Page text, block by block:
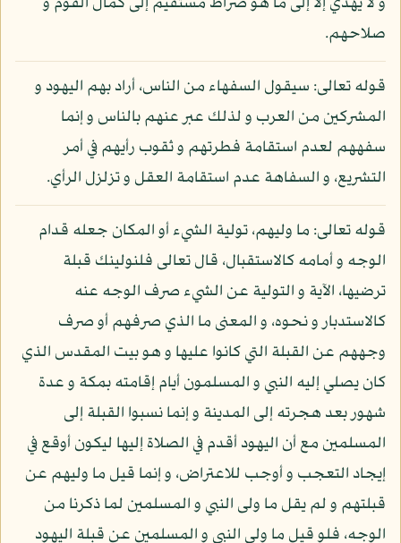
صلاحهم.
قوله تعالى: سيقول السفهاء من الناس، أراد بهم اليهود و
المشركين من العرب و لذلك عبر عنهم بالناس و إنما
سفههم لعدم استقامة فطرتهم و ثقوب رأيهم في أمر
التشريع، و السفاهة عدم استقامة العقل و تزلزل الرأي.
قوله تعالى: ما وليهم، تولية الشيء أو المكان جعله قدام
الوجه و أمامه كالاستقبال، قال تعالى فلنولينك قبلة
ترضيها، الآية و التولية عن الشيء صرف الوجه عنه
كالاستدبار و نحوه، و المعنى ما الذي صرفهم أو صرف
وجههم عن القبلة التي كانوا عليها و هو بيت المقدس الذي
كان يصلي إليه النبي و المسلمون أيام إقامته بمكة و عدة
شهور بعد هجرته إلى المدينة و إنما نسبوا القبلة إلى
المسلمين مع أن اليهود أقدم في الصلاة إليها ليكون أوقع في
إيجاد التعجب و أوجب للاعتراض، و إنما قيل ما وليهم عن
قبلتهم و لم يقل ما ولى النبي و المسلمين لما ذكرنا من
الوجه، فلو قيل ما ولى النبي و المسلمين عن قبلة اليهود